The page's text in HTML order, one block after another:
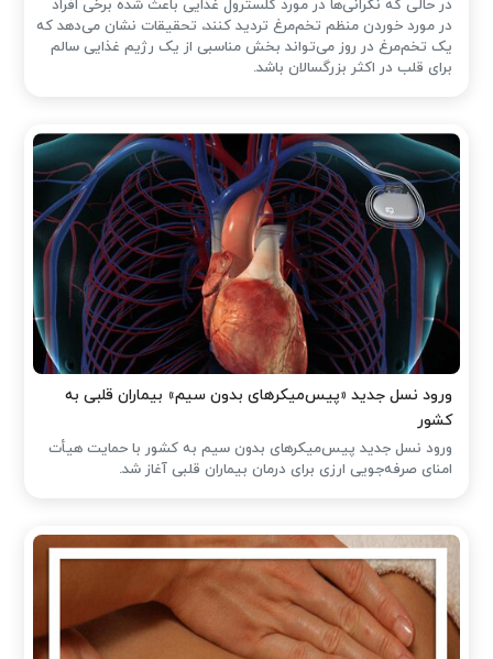
در حالی که نگرانی‌ها در مورد کلسترول غذایی باعث شده ‌برخی افراد
در مورد خوردن منظم تخم‌مرغ تردید کنند، تحقیقات نشان می‌دهد که
یک تخم‌مرغ در روز می‌تواند بخش مناسبی از یک رژیم غذایی سالم
برای قلب در اکثر بزرگسالان باشد.
ورود نسل جدید «پیس‌میکرهای بدون سیم» بیماران قلبی به
کشور
ورود نسل جدید پیس‌میکرهای بدون سیم به کشور با حمایت هیأت
امنای صرفه‌جویی ارزی برای درمان بیماران قلبی آغاز شد.